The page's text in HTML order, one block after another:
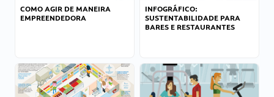
COMO AGIR DE MANEIRA
EMPREENDEDORA
INFOGRÁFICO:
SUSTENTABILIDADE PARA
BARES E RESTAURANTES